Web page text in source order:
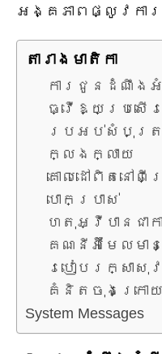
អង្គភាពផ្លូវការ
តារាង​មាតិកា
ការជូនដំណឹងអំ
ធ្វើឱ្យប្រសើរ
ប្រអប់សំបុត្រ
ក្លែងក្លាយ
គោលដៅពិតនៅពីក្
បោកប្រាស់
ហេតុអ្វីបានជា
គណនីអ៊ីមែលមាន
របៀបរក្សាសុ
គំនិតចុងក្រោយ
System Messages